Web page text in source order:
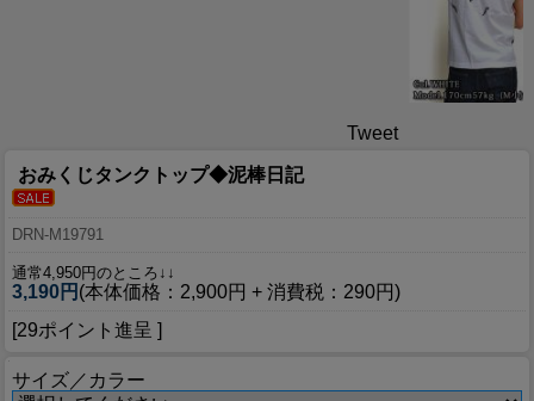
Tweet
おみくじタンクトップ◆泥棒日記
DRN-M19791
通常4,950円のところ↓↓
3,190円 (本体価格：2,900円 + 消費税：290円)
[29ポイント進呈 ]
サイズ／カラー